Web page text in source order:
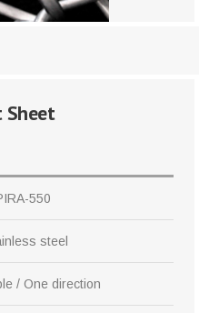
Sheet
550
steel
/ One direction